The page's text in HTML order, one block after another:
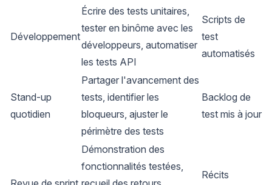
Développement
Écrire des tests unitaires,
tester en binôme avec les
développeurs, automatiser
les tests API
Scripts de
test
automatisés
Stand-up
quotidien
Partager l'avancement des
tests, identifier les
bloqueurs, ajuster le
périmètre des tests
Backlog de
test mis à jour
Démonstration des
fonctionnalités testées,
Récits